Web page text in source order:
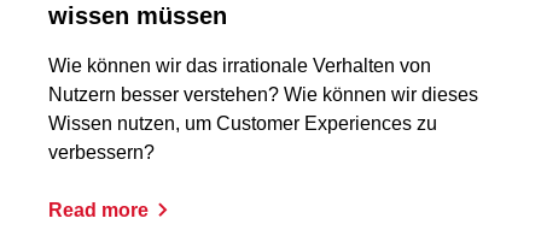
wissen müssen
Wie können wir das irrationale Verhalten von
Nutzern besser verstehen? Wie können wir dieses
Wissen nutzen, um Customer Experiences zu
verbessern?
Read more